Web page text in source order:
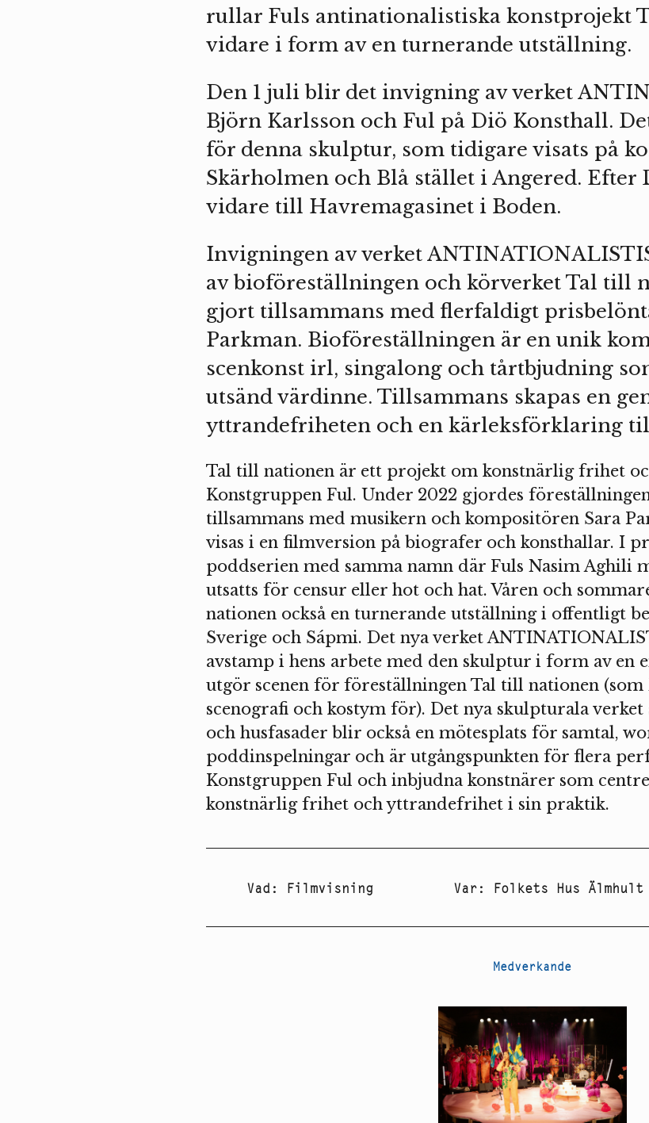
rullar Fuls antinationalistiska konstprojekt
vidare i form av en turnerande utställning.
Den 1 juli blir det invigning av verket
Björn Karlsson och Ful på Diö Konsthall.
för denna skulptur, som tidigare visats på
Skärholmen och Blå stället i Angered. Efter
vidare till Havremagasinet i Boden.
Invigningen av verket
av bioföreställningen och körverket Tal till
gjort tillsammans med flerfaldigt
Parkman. Bioföreställningen är en unik
scenkonst irl, singalong och tårtbjudning
utsänd värdinne. Tillsammans skapas en
yttrandefriheten och en kärleksförklaring
Tal till nationen är ett projekt om konstnärlig frihet
Konstgruppen Ful. Under 2022 gjordes
tillsammans med musikern och kompositören Sara
visas i en filmversion på biografer och konsthallar. I
poddserien med samma namn där Fuls Nasim Aghili
utsatts för censur eller hot och hat. Våren och
nationen också en turnerande utställning i offentligt
Sverige och Sápmi. Det nya verket
avstamp i hens arbete med den skulptur i form av en
utgör scenen för föreställningen Tal till nationen
scenografi och kostym för). Det nya skulpturala
och husfasader blir också en mötesplats för samtal,
poddinspelningar och är utgångspunkten för flera
Konstgruppen Ful och inbjudna konstnärer som
konstnärlig frihet och yttrandefrihet i sin praktik.
Vad : Filmvisning Var: Folkets Hus Älmhult
Medverkande